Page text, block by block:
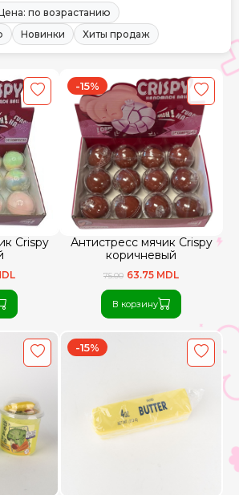
по возрастанию
Новинки Хиты продаж
Crispy
Антистресс мячик Crispy
коричневый
-15%
75.00 63.75 MDL
В корзину
-15%